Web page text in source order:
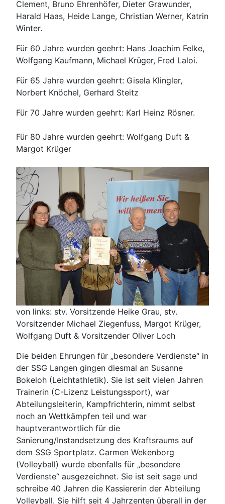
Clement, Bruno Ehrenhöfer, Dieter Grawunder,
Harald Haas, Heide Lange, Christian Werner, Katrin
Winter.
Für 60 Jahre wurden geehrt: Hans Joachim Felke,
Wolfgang Kaufmann, Michael Krüger, Fred Laloi.
Für 65 Jahre wurden geehrt: Gisela Klingler,
Norbert Knöchel, Gerhard Steitz
Für 70 Jahre wurden geehrt: Karl Heinz Rösner.
Für 80 Jahre wurden geehrt: Wolfgang Duft &
Margot Krüger
von links: stv. Vorsitzende Heike Grau, stv.
Vorsitzender Michael Ziegenfuss, Margot Krüger,
Wolfgang Duft & Vorsitzender Oliver Loch
Die beiden Ehrungen für „besondere Verdienste“ in
der SSG Langen gingen diesmal an Susanne
Bokeloh (Leichtathletik). Sie ist seit vielen Jahren
Trainerin (C-Lizenz Leistungssport), war
Abteilungsleiterin, Kampfrichterin, nimmt selbst
noch an Wettkämpfen teil und war
hauptverantwortlich für die
Sanierung/Instandsetzung des Kraftsraums auf
dem SSG Sportplatz. Carmen Wekenborg
(Volleyball) wurde ebenfalls für „besondere
Verdienste“ ausgezeichnet. Sie ist seit sage und
schreibe 40 Jahren die Kassiererin der Abteilung
Volleyball. Sie hilft seit 4 Jahrzenten überall in der